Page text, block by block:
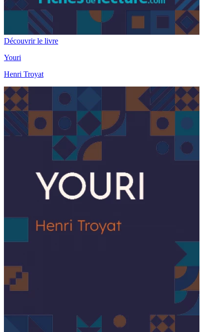
Découvrir le livre
Youri
Henri Troyat